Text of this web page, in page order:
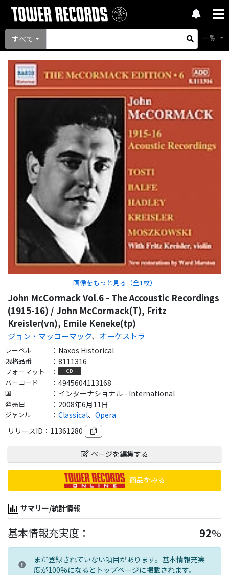
すべて 一覧
画像をもっと見る（全1 枚）
John McCormack Vol.6 - The Accoustic Recordings
(1915-16) / John McCormack(T), Fritz
Kreisler(vn), Emile Keneke(tp)
ジョン・マッコーマック、 オーケストラ
レーベル ： Naxos Historical
規格品番 ： 8111316
フォーマット ： CD
バーコード ： 4945604113168
国 ： インターナショナル - International
発売日 ： 2008年6月11日
ジャンル ： Classical、 Opera
リリースID： 11361280
ページを編集する
商品をみる
サマリー/統計情報
基本情報充実度： 92%
まだ登録されていない項目があります。基本情報充実
度が100%になるとトップページに掲載されます。